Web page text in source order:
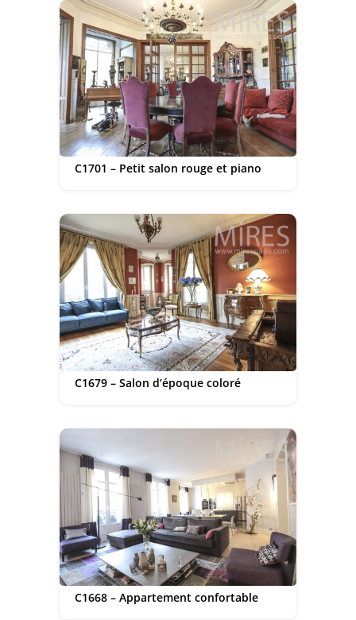
C1701 – Petit salon rouge et piano
C1679 – Salon d’époque coloré
C1668 – Appartement confortable